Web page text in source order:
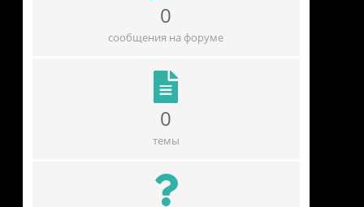
0
сообщения на форуме
0
темы